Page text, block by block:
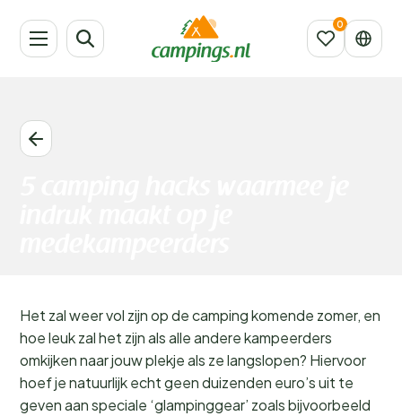
Het zal weer vol zijn op de camping komende zomer, en
hoe leuk zal het zijn als alle andere kampeerders
omkijken naar jouw plekje als ze langslopen? Hiervoor
hoef je natuurlijk echt geen duizenden euro’s uit te
geven aan speciale ‘glampinggear’ zoals bijvoorbeeld